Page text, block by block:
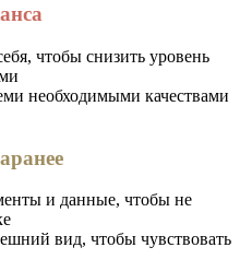
чтобы снизить уровень
необходимыми качествами
и данные, чтобы не
вид, чтобы чувствовать